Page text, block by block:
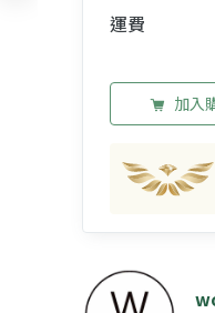
運費
加入